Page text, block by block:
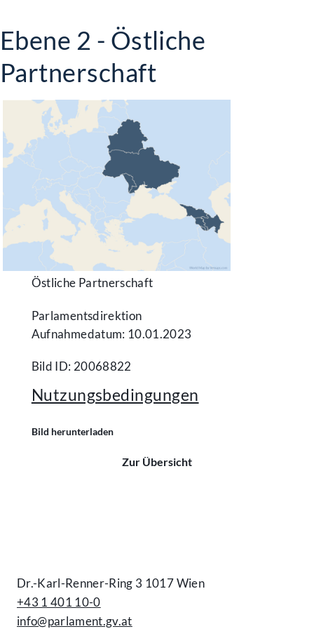
Ebene 2 - Östliche
Partnerschaft
Östliche Partnerschaft
Parlamentsdirektion
Aufnahmedatum: 10.01.2023
Bild ID: 20068822
Nutzungsbedingungen
Bild herunterladen
Zur Übersicht
Dr.-Karl-Renner-Ring 3 1017 Wien
+43 1 401 10-0
info@parlament.gv.at